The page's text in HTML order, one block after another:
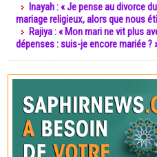
Inayah : « Je pense au divorce
mariage religieux, alors que nous
Rajiya : « Mon mari ne vit plus
dépenses : suis-je encore mariée ?